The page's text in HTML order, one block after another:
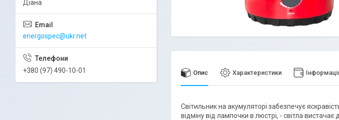
Опис Характеристики
Світильник на акумуляторі забезпечує
відміну від лампочки в люстрі, - світла
Діана
energospec@ukr.net
+380 (97) 490-10-01